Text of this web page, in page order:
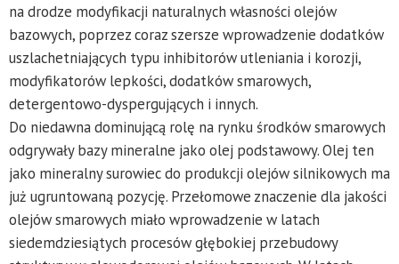
na drodze modyfikacji naturalnych własności olejów
bazowych, poprzez coraz szersze wprowadzenie dodatków
uszlachetniających typu inhibitorów utleniania i korozji,
modyfikatorów lepkości, dodatków smarowych,
detergentowo-dyspergujących i innych.
Do niedawna dominującą rolę na rynku środków smarowych
odgrywały bazy mineralne jako olej podstawowy. Olej ten
jako mineralny surowiec do produkcji olejów silnikowych ma
już ugruntowaną pozycję. Przełomowe znaczenie dla jakości
olejów smarowych miało wprowadzenie w latach
siedemdziesiątych procesów głębokiej przebudowy